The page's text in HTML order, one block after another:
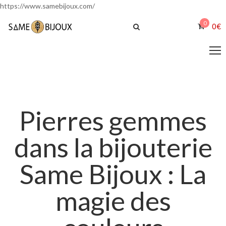
https://www.samebijoux.com/
0 0€
Pierres gemmes
dans la bijouterie
Same Bijoux : La
magie des